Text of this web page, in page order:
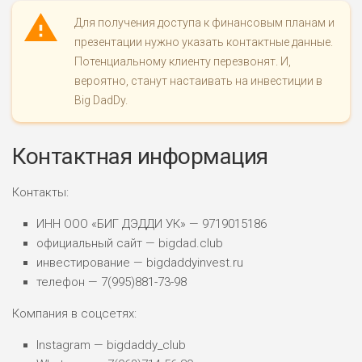
ПОДОЙДЕТ
ВСЕМ
2
РИСКИ: НИЗКИЕ
ОБЗОР
ВСЕМ
ДОХОД: СРЕДНИЙ
Для получения доступа к финансовым планам и
презентации нужно указать контактные данные.
Потенциальному клиенту перезвонят. И,
вероятно, станут настаивать на инвестиции в
Big DadDy.
Контактная информация
Контакты:
ИНН ООО «БИГ ДЭДДИ УК» — 9719015186
официальный сайт — bigdad.club
инвестирование — bigdaddyinvest.ru
телефон — 7(995)881-73-98
Компания в соцсетях:
Instagram — bigdaddy_club